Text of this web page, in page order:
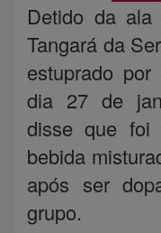
Detido da
Tangará da
estuprado
dia 27 de
disse que foi
bebida
após ser
grupo.